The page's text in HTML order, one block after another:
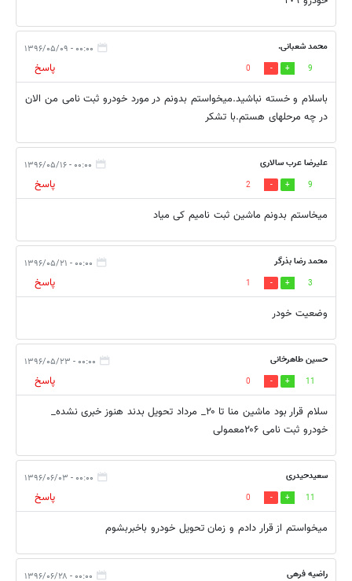
محمد شعبانی. ۰۰:۰۰ - ۱۳۹۶/۰۵/۰۹
9
0
پاسخ
باسلام و خسته نباشید.میخواستم بدونم در مورد خودرو ثبت نامی من الان
در چه مرحلهای هستم.با تشکر
علیرضا عرب سالاری ۰۰:۰۰ - ۱۳۹۶/۰۵/۱۶
9
2
پاسخ
میخاستم بدونم ماشین ثبت نامیم کی میاد
محمد رضا بذرگر ۰۰:۰۰ - ۱۳۹۶/۰۵/۲۱
3
1
پاسخ
وضعیت خودر
حسین طاهرخانی ۰۰:۰۰ - ۱۳۹۶/۰۵/۲۳
11
0
پاسخ
سلام قرار بود ماشین منا تا ۲۰_ مرداد تحویل بدند هنوز خبری نشده_
خودرو ثبت نامی ۲۰۶معمولی
سعیدحیدری ۰۰:۰۰ - ۱۳۹۶/۰۶/۰۳
11
0
پاسخ
میخواستم از قرار دادم و زمان تحویل خودرو باخبربشوم
راضیه فرهی ۰۰:۰۰ - ۱۳۹۶/۰۶/۲۸